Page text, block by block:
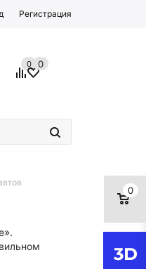
Регистрация
0 0
0